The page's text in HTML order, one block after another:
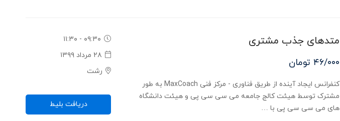
متدهای جذب مشتری
۴۶/۰۰۰ تومان
کنفرانس ایجاد آینده از طریق فناوری - مرکز فنی MaxCoach به طور
مشترک توسط هیئت کالج جامعه می سی سی پی و هیئت دانشگاه
های می سی سی پی با …
۰۹:۳۰ - ۱۱:۳۰
۲۸ مرداد ۱۳۹۹
رشت
دریافت بلیط